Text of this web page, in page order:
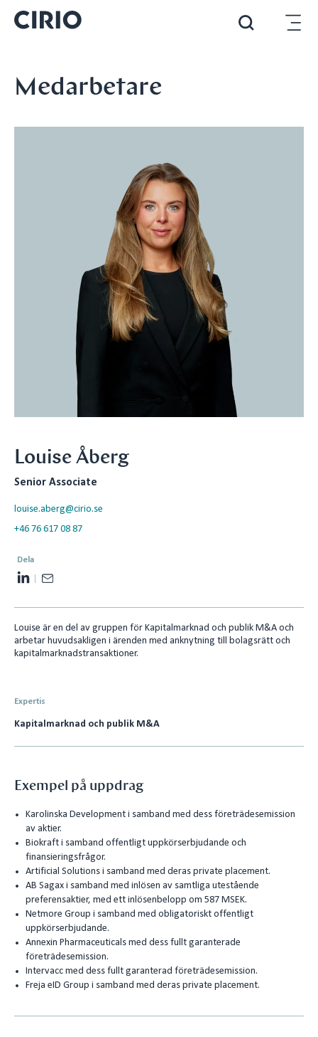
Medarbetare
Louise Åberg
Senior Associate
louise.aberg@cirio.se
+46 76 617 08 87
Dela
L
k
e
n
i
l
Louise är en del av gruppen för Kapitalmarknad och publik M&A och
arbetar huvudsakligen i ärenden med anknytning till bolagsrätt och
kapitalmarknadstransaktioner.
Expertis
Kapitalmarknad och publik M&A
Exempel på uppdrag
Karolinska Development i samband med dess företrädesemission
av aktier.
Biokraft i samband offentligt uppkörserbjudande och
finansieringsfrågor.
Artificial Solutions i samband med deras private placement.
AB Sagax i samband med inlösen av samtliga utestående
preferensaktier, med ett inlösenbelopp om 587 MSEK.
Netmore Group i samband med obligatoriskt offentligt
uppkörserbjudande.
Annexin Pharmaceuticals med dess fullt garanterade
företrädesemission.
Intervacc med dess fullt garanterad företrädesemission.
Freja eID Group i samband med deras private placement.